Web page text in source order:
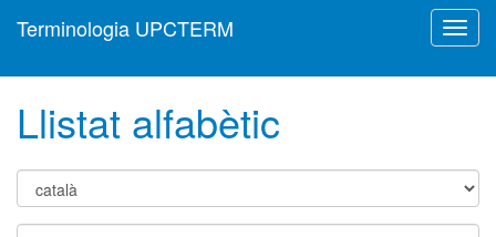
Terminologia UPCTERM
Llistat alfabètic